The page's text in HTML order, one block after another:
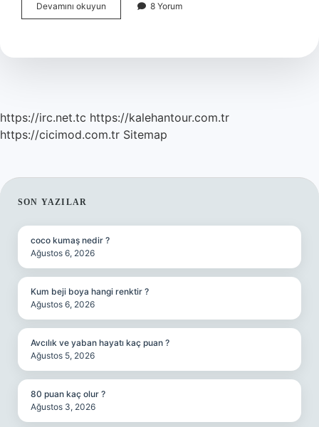
Devamını okuyun
Âmâ
8 Yorum
https://irc.net.tc https://kalehantour.com.tr
https://cicimod.com.tr Sitemap
SIDEBAR
SON YAZILAR
coco kumaş nedir ?
Ağustos 6, 2026
Kum beji boya hangi renktir ?
Ağustos 6, 2026
Avcılık ve yaban hayatı kaç puan ?
Ağustos 5, 2026
80 puan kaç olur ?
Ağustos 3, 2026